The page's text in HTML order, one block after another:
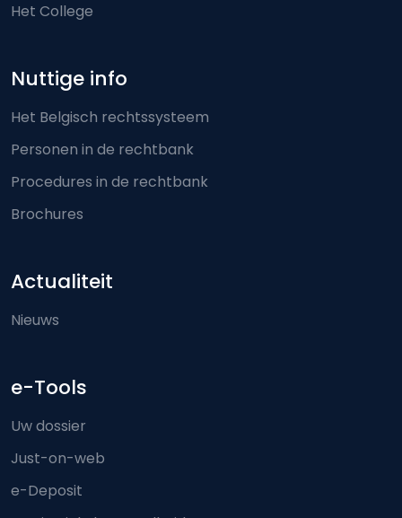
Het College
Nuttige info
Het Belgisch rechtssysteem
Personen in de rechtbank
Procedures in de rechtbank
Brochures
Actualiteit
Nieuws
e-Tools
Uw dossier
Just-on-web
e-Deposit